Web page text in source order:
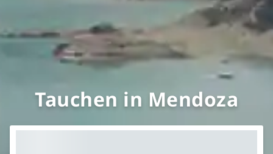
Tauchen in Mendoza